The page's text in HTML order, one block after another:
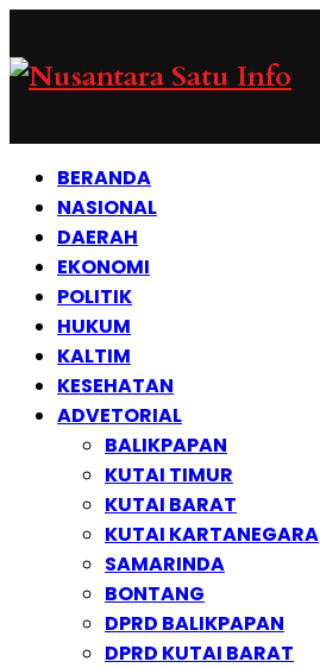
BERANDA
NASIONAL
DAERAH
EKONOMI
POLITIK
HUKUM
KALTIM
KESEHATAN
ADVETORIAL
BALIKPAPAN
KUTAI TIMUR
KUTAI BARAT
KUTAI KARTANEGARA
SAMARINDA
BONTANG
DPRD BALIKPAPAN
DPRD KUTAI BARAT